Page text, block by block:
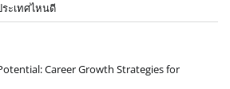
ะเทศไหนดี
Career Growth Strategies for